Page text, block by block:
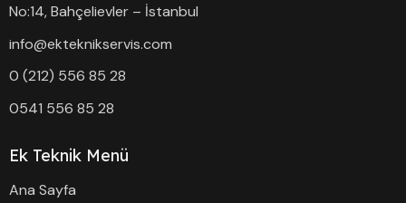
No:14, Bahçelievler – İstanbul
info@ekteknikservis.com
0 (212) 556 85 28
0541 556 85 28
Ek Teknik Menü
Ana Sayfa